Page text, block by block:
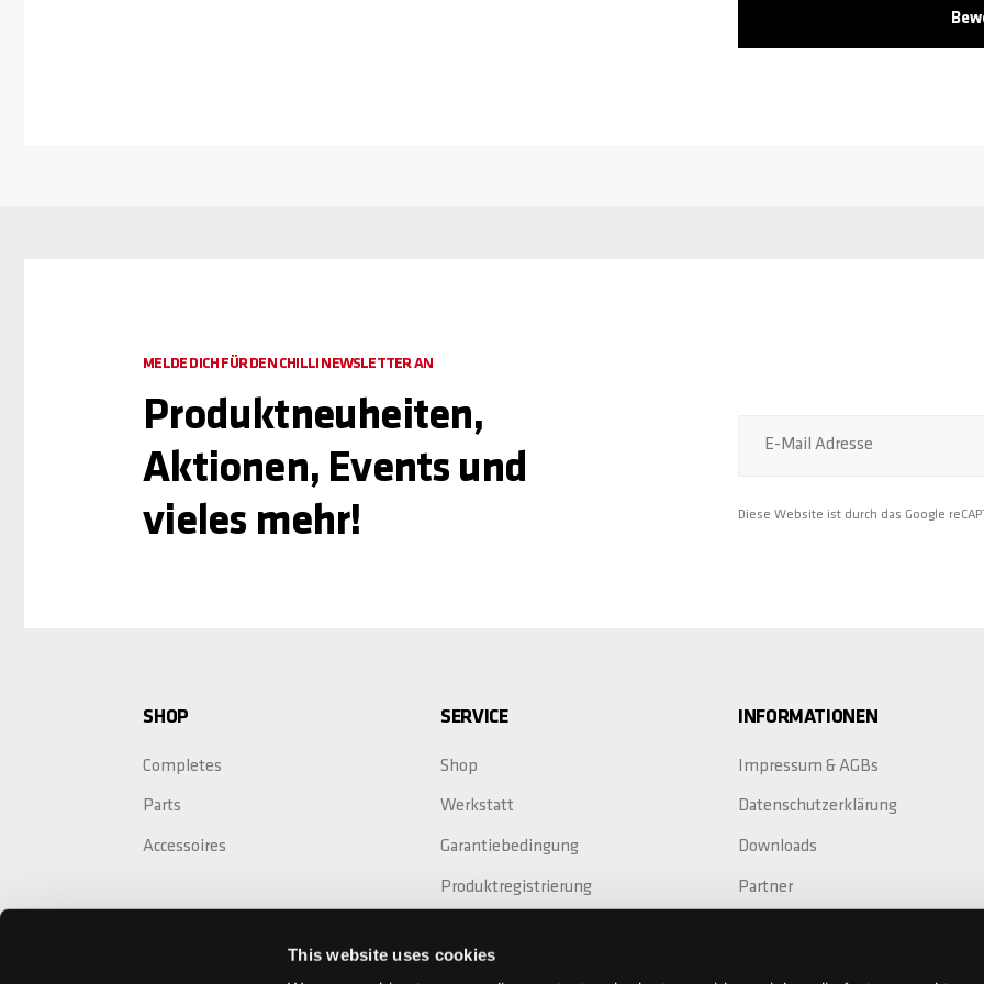
This website uses cookies
E-Mail Adresse
Diese Website ist durch das Google
MELDE DICH FÜR DEN CHILLI NEWSLETTER AN
Produktneuheiten,
Aktionen, Events und
vieles mehr!
SHOP
Completes
Parts
Accessoires
SERVICE
Shop
Werkstatt
Garantiebedingung
Produktregistrierung
INFORMATIONEN
Impressum & AGBs
Datenschutzerklärung
Downloads
Partner